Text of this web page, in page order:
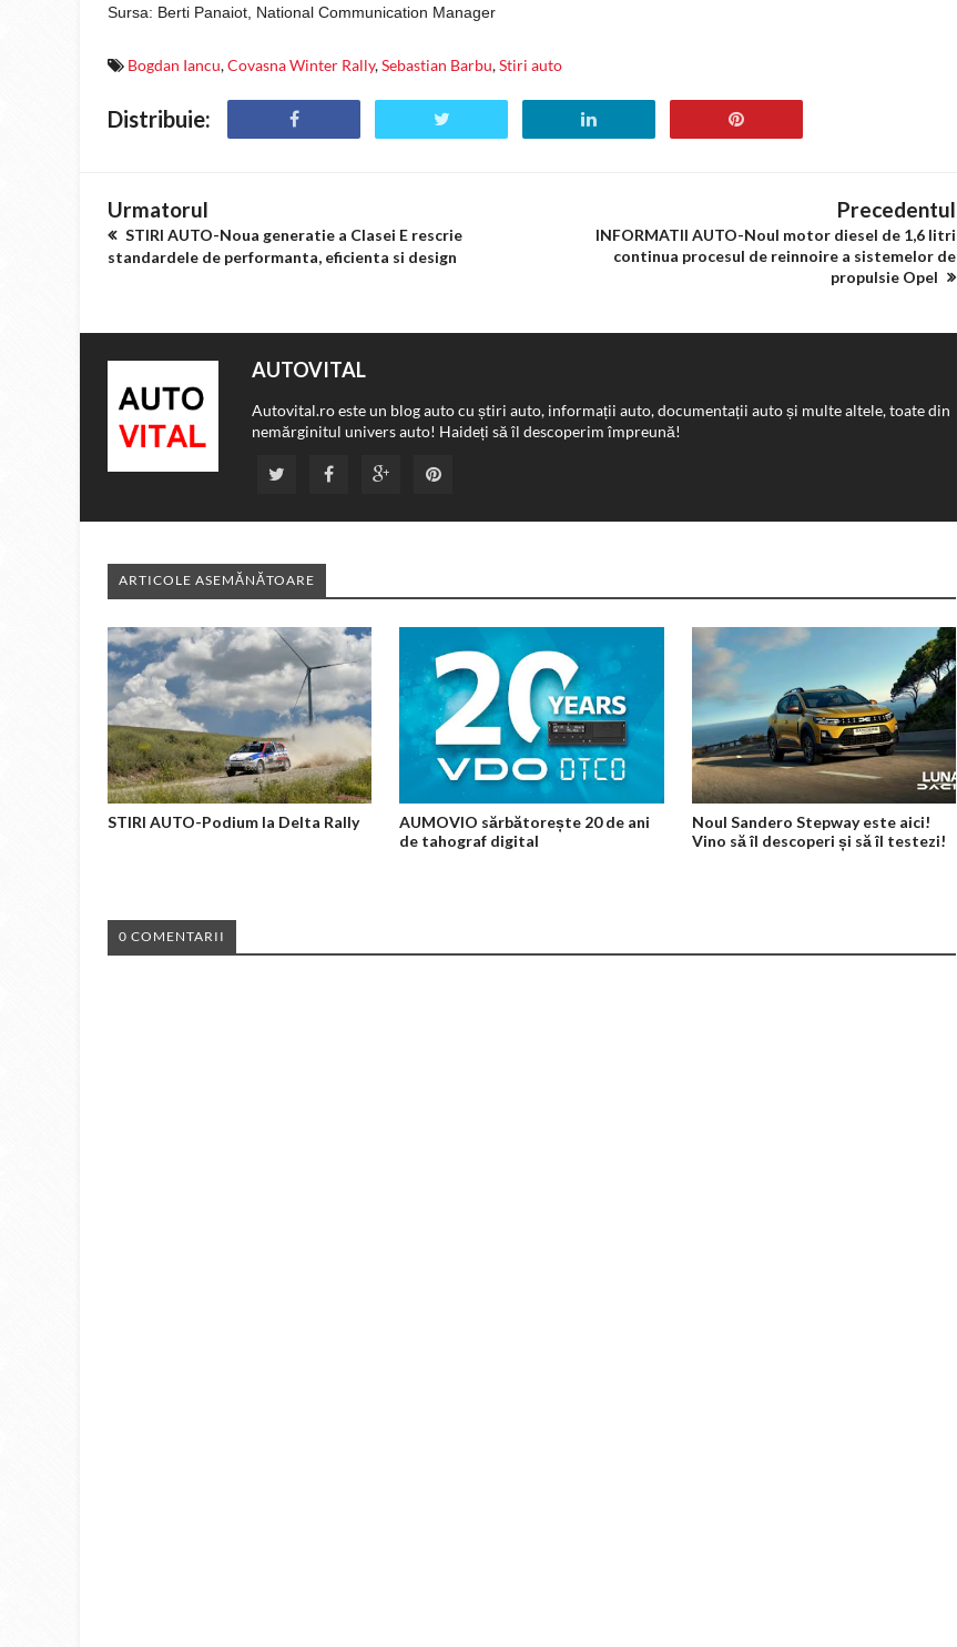
Sursa: Berti Panaiot, National Communication Manager
Bogdan Iancu,Covasna Winter Rally,Sebastian Barbu,Stiri auto
Distribuie:
Urmatorul
STIRI AUTO-Noua generatie a Clasei E rescrie
standardele de performanta, eficienta si design
Precedentul
INFORMATII AUTO-Noul motor diesel de 1,6 litri
continua procesul de reinnoire a sistemelor de
propulsie Opel
AUTOVITAL
Autovital.ro este un blog auto cu știri auto, informații auto, documentații auto și multe altele, toate din
nemărginitul univers auto! Haideți să îl descoperim împreună!
ARTICOLE ASEMĂNĂTOARE
STIRI AUTO-Podium la Delta Rally
AUMOVIO sărbătorește 20 de ani
de tahograf digital
Noul Sandero Stepway este aici!
Vino să îl descoperi și să îl testezi!
0 COMENTARII